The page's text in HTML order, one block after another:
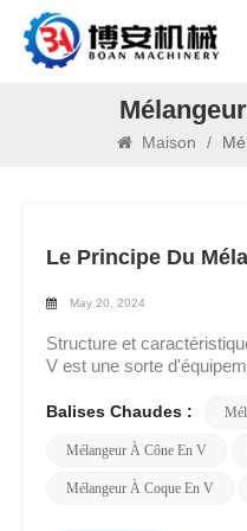
Maison /
Le Principe Du
May 20, 2024
Structure et
V est une sorte
unique de type V. Sa
d'entraînement et du
correspondant. Les
Mélangeur à coque en V
Balises Chaudes :
Mélangeur À Cône En V
Mélangeur À Coque En V